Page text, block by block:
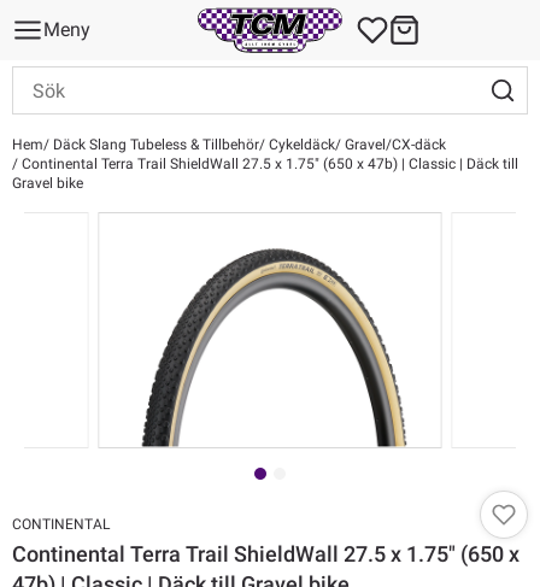
Meny
Hem Däck Slang Tubeless & Tillbehör Cykeldäck Gravel/CX-däck
Continental Terra Trail ShieldWall 27.5 x 1.75" (650 x 47b) | Classic | Däck till
Gravel bike
CONTINENTAL
Continental Terra Trail ShieldWall 27.5 x 1.75" (650 x